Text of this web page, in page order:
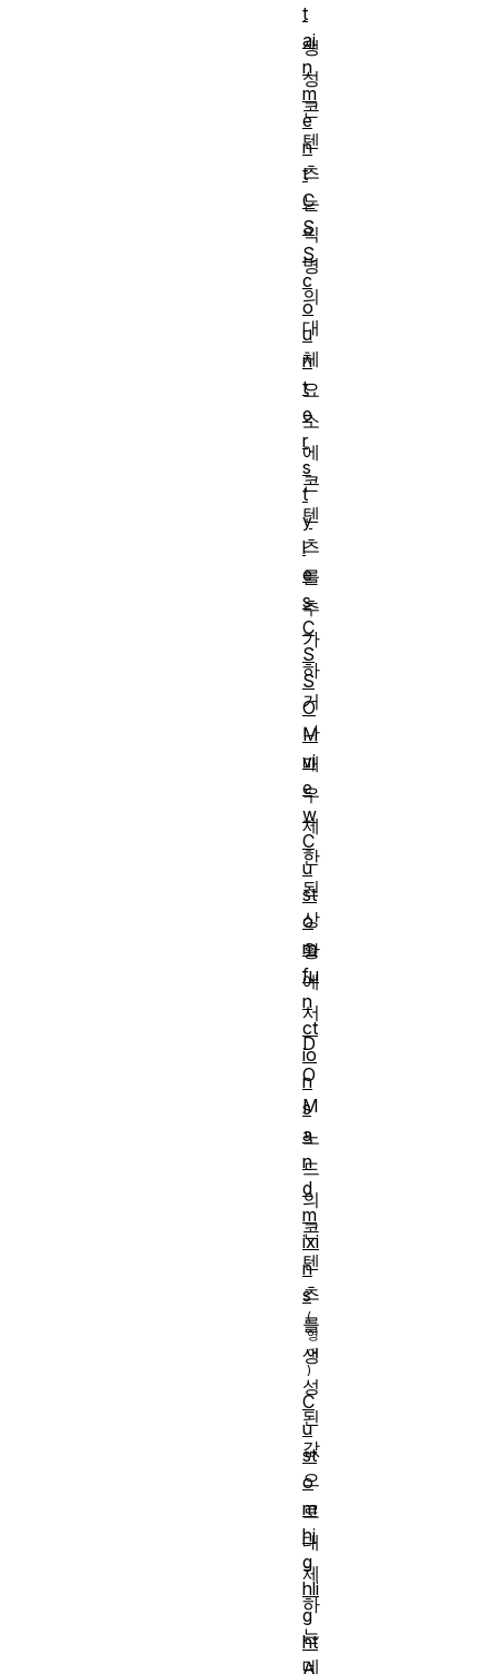
.
생
성
콘
텐
츠
는
익
명
의
대
체
요
소
에
콘
텐
츠
를
추
가
하
거
나
매
우
제
한
된
상
황
에
서
D
O
M
노
드
의
콘
텐
츠
를
생
성
된
값
으
로
대
체
하
는
데
t
ai
n
m
e
n
t
C
S
S
c
o
u
n
t
e
r
s
t
y
l
e
s
C
S
S
O
M
vi
e
w
C
u
st
o
m
fu
n
ct
io
n
s
a
n
d
m
ixi
n
s
C
u
st
o
m
hi
g
hli
g
ht
A